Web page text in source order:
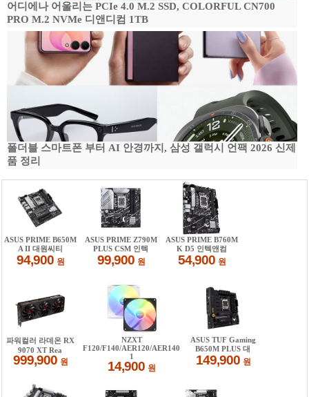
어디에나 어울리는 PCIe 4.0 M.2 SSD, COLORFUL CN700
PRO M.2 NVMe 디앤디컴 1TB
폴더블 스마트폰 부터 AI 안경까지, 삼성 갤럭시 언팩 2026 신제
품 정리